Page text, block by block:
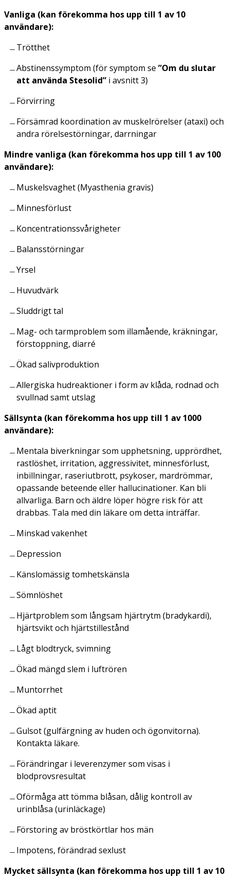
Vanliga (kan förekomma hos upp till 1 av 10
användare):
Trötthet
Abstinenssymptom (för symptom se ”Om du slutar
att använda Stesolid” i avsnitt 3)
Förvirring
Försämrad koordination av muskelrörelser (ataxi) och
andra rörelsestörningar, darrningar
Mindre vanliga (kan förekomma hos upp till 1 av 100
användare):
Muskelsvaghet (Myasthenia gravis)
Minnesförlust
Koncentrationssvårigheter
Balansstörningar
Yrsel
Huvudvärk
Sluddrigt tal
Mag- och tarmproblem som illamående, kräkningar,
förstoppning, diarré
Ökad salivproduktion
Allergiska hudreaktioner i form av klåda, rodnad och
svullnad samt utslag
Sällsynta (kan förekomma hos upp till 1 av 1000
användare):
Mentala biverkningar som upphetsning, upprördhet,
rastlöshet, irritation, aggressivitet, minnesförlust,
inbillningar, raseriutbrott, psykoser, mardrömmar,
opassande beteende eller hallucinationer. Kan bli
allvarliga. Barn och äldre löper högre risk för att
drabbas. Tala med din läkare om detta inträffar.
Minskad vakenhet
Depression
Känslomässig tomhetskänsla
Sömnlöshet
Hjärtproblem som långsam hjärtrytm (bradykardi),
hjärtsvikt och hjärtstillestånd
Lågt blodtryck, svimning
Ökad mängd slem i luftrören
Muntorrhet
Ökad aptit
Gulsot (gulfärgning av huden och ögonvitorna).
Kontakta läkare.
Förändringar i leverenzymer som visas i
blodprovsresultat
Oförmåga att tömma blåsan, dålig kontroll av
urinblåsa (urinläckage)
Förstoring av bröstkörtlar hos män
Impotens, förändrad sexlust
Mycket sällsynta (kan förekomma hos upp till 1 av 10